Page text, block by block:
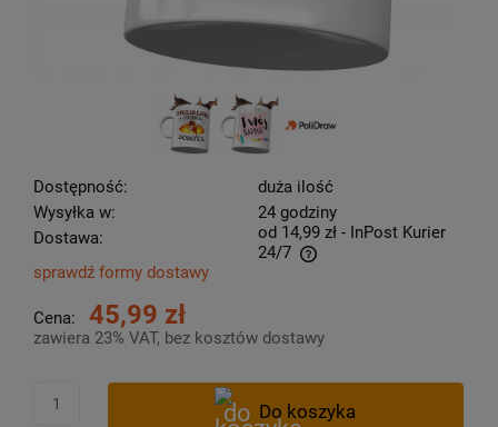
Dostępność:
duża ilość
Wysyłka w:
24 godziny
Dostawa:
od 14,99 zł - InPost Kurier
24/7
Cena nie zawiera ewentualnych kosztów płatności
sprawdź formy dostawy
Cena: 45,99 zł
zawiera 23% VAT, bez kosztów dostawy